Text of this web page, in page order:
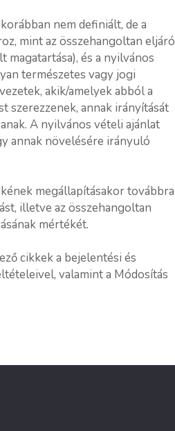
nem definiált, de a
mint az összehangoltan eljáró
és a nyilvános
természetes vagy jogi
akik/amelyek abból a
szerezzenek, annak irányítását
A nyilvános vételi ajánlat
annak növelésére irányuló
megállapításakor továbbra
illetve az összehangoltan
mértékét.
cikkek a bejelentési és
valamint a Módosítás